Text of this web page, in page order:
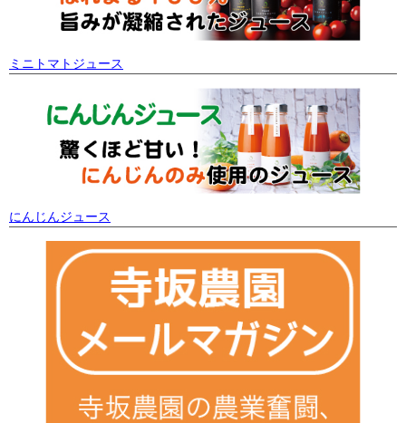
ミニトマトジュース
にんじんジュース